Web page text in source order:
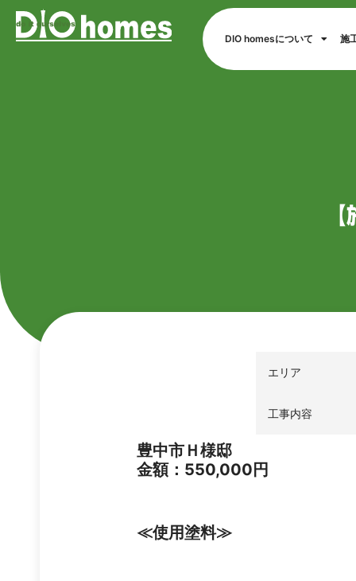
DIO homesについて 施
エリア
工事内容
豊中市Ｈ様邸
金額：550,000円
≪使用塗料≫